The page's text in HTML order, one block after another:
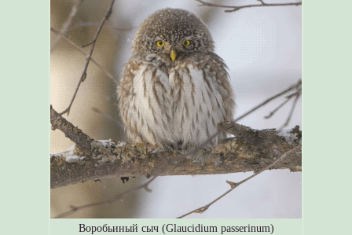
Воробьиный сыч (Glaucidium passerinum)